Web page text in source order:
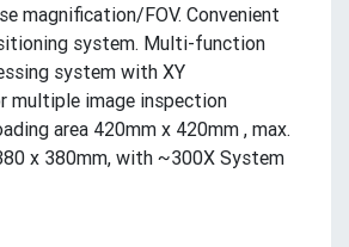
magnification/FOV. Convenient
system. Multi-function
system with XY
multiple image inspection
area 420mm x 420mm , max.
x 380mm, with ~300X System